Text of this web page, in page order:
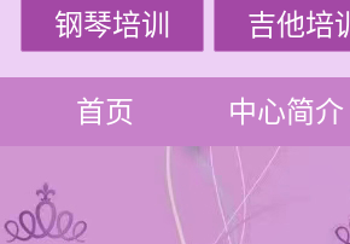
钢琴培训 吉他培训
首页 中心简介